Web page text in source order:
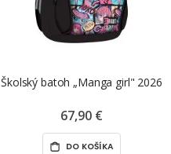
Školský batoh „Manga girl" 2026
67,90 €
DO KOŠÍKA